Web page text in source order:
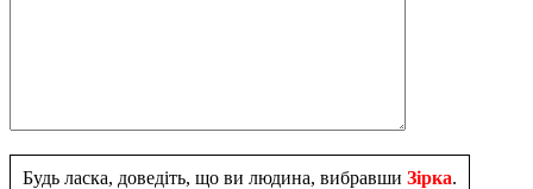
Будь ласка, доведіть, що ви людина, вибравши Зірка.